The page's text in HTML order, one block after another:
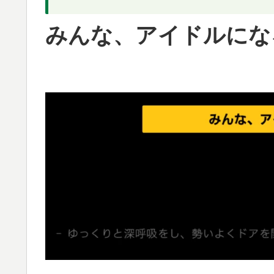
みんな、アイドルに